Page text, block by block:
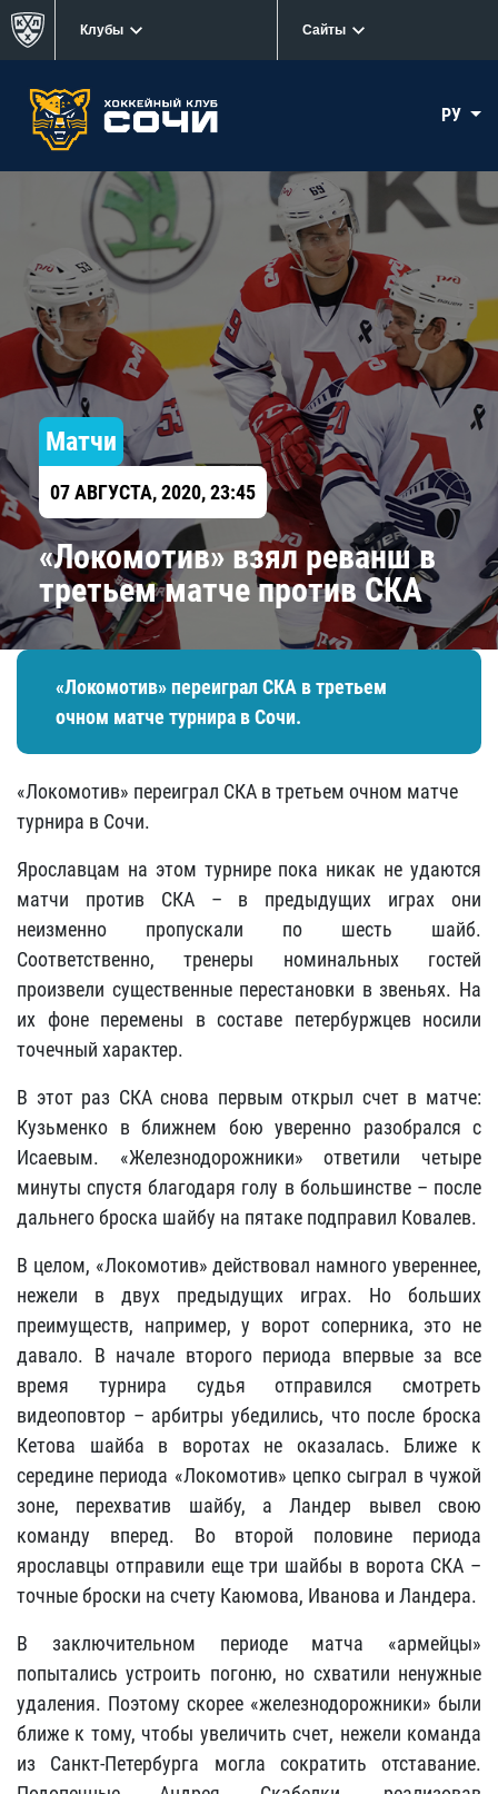
Клубы Сайты
РУ
Матчи
07 АВГУСТА, 2020, 23:45
​«Локомотив» взял реванш в
третьем матче против СКА
«Локомотив» переиграл СКА в третьем
очном матче турнира в Сочи.
«Локомотив» переиграл СКА в третьем очном матче
турнира в Сочи.
Ярославцам на этом турнире пока никак не удаются
матчи против СКА – в предыдущих играх они
неизменно пропускали по шесть шайб.
Соответственно, тренеры номинальных гостей
произвели существенные перестановки в звеньях. На
их фоне перемены в составе петербуржцев носили
точечный характер.
В этот раз СКА снова первым открыл счет в матче:
Кузьменко в ближнем бою уверенно разобрался с
Исаевым. «Железнодорожники» ответили четыре
минуты спустя благодаря голу в большинстве – после
дальнего броска шайбу на пятаке подправил Ковалев.
В целом, «Локомотив» действовал намного увереннее,
нежели в двух предыдущих играх. Но больших
преимуществ, например, у ворот соперника, это не
давало. В начале второго периода впервые за все
время турнира судья отправился смотреть
видеоповтор – арбитры убедились, что после броска
Кетова шайба в воротах не оказалась. Ближе к
середине периода «Локомотив» цепко сыграл в чужой
зоне, перехватив шайбу, а Ландер вывел свою
команду вперед. Во второй половине периода
ярославцы отправили еще три шайбы в ворота СКА –
точные броски на счету Каюмова, Иванова и Ландера.
В заключительном периоде матча «армейцы»
попытались устроить погоню, но схватили ненужные
удаления. Поэтому скорее «железнодорожники» были
ближе к тому, чтобы увеличить счет, нежели команда
из Санкт-Петербурга могла сократить отставание.